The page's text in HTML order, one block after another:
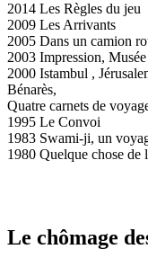
2014 Les Règles du jeu
2009 Les Arrivants
2005 Dans un camion
2003 Impression,
2000 Istambul ,
Bénarès,
Quatre carnets de
1995 Le Convoi
1983 Swami-ji, un
1980 Quelque chose
Le chômage